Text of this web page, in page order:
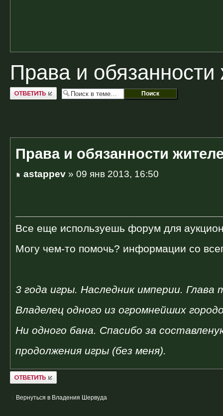
Права и обязанности
Ответить
Права и обязанности
astappev » 09 янв 2013, 16:50
Все еще используешь форум для
Могу чем-то помочь? информации со
3 года игры. Наследник империи.
Владелец одного из огромнейших
Ни одного бана. Спасибо за
продолжения игры (без меня).
Ответить
Вернуться в Владения Шервуда